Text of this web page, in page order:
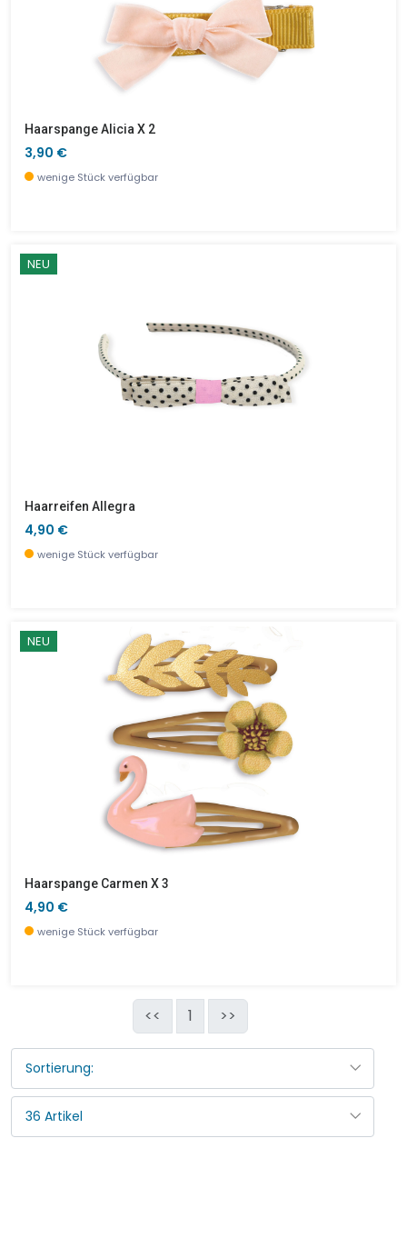
Haarspange Alicia X 2
3,90 €
wenige Stück verfügbar
NEU
Haarreifen Allegra
4,90 €
wenige Stück verfügbar
NEU
Haarspange Carmen X 3
4,90 €
wenige Stück verfügbar
<< 1 >>